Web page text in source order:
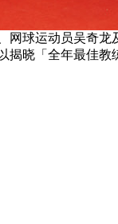
网球运动员吴奇
揭晓「全年最佳教